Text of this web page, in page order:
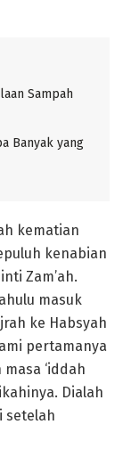
Sampah
Banyak yang
kematian
kenabian
Zam’ah.
masuk
ke Habsyah
pertamanya
‘iddah
Dialah
setelah